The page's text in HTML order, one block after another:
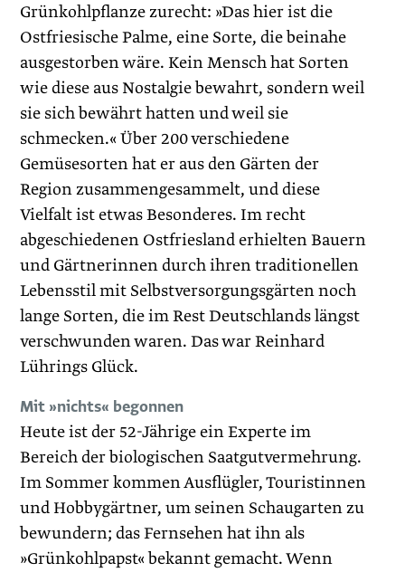
Grünkohlpflanze zurecht: »Das hier ist die
Ostfriesische Palme, eine Sorte, die beinahe
ausgestorben wäre. Kein Mensch hat Sorten
wie diese aus Nostalgie bewahrt, sondern weil
sie sich bewährt hatten und weil sie
schmecken.« Über 200 verschiedene
Gemüsesorten hat er aus den Gärten der
Region zusammengesammelt, und diese
Vielfalt ist etwas Besonderes. Im recht
abgeschiedenen Ostfriesland erhielten Bauern
und Gärtnerinnen durch ihren traditionellen
Lebensstil mit Selbstversorgungsgärten noch
lange Sorten, die im Rest Deutschlands längst
verschwunden waren. Das war Reinhard
Lührings Glück.
Mit »nichts« begonnen
Heute ist der 52-Jährige ein Experte im
Bereich der biologischen Saatgutvermehrung.
Im Sommer kommen Ausflügler, Touristinnen
und Hobbygärtner, um seinen Schaugarten zu
bewundern; das Fernsehen hat ihn als
»Grünkohlpapst« bekannt gemacht. Wenn